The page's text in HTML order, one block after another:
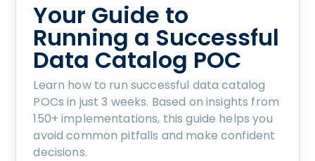
Your Guide to
Running a Successful
Data Catalog POC
Learn how to run successful data catalog
POCs in just 3 weeks. Based on insights from
150+ implementations, this guide helps you
avoid common pitfalls and make confident
decisions.